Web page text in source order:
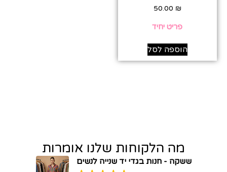
50.00 ₪
פריט יחיד
הוספה לסל
מה הלקוחות שלנו אומרות
ששקה - חנות בגדי יד שנייה לנשים